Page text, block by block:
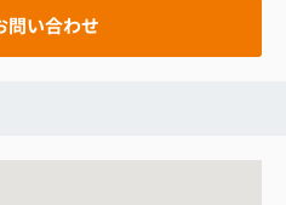
問い合わせ